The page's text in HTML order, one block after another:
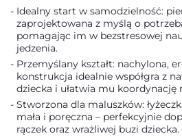
Idealny start w samodzielność:
zaprojektowana z myślą o
pomagając im w bezstresowej
jedzenia.
Przemyślany kształt: nachylona,
konstrukcja idealnie współgra z
dziecka i ułatwia mu koordynację
Stworzona dla maluszków:
mała i poręczna – perfekcyjnie
rączek oraz wrażliwej buzi dziecka.